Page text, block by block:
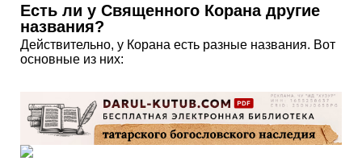
Есть ли у Священного Корана другие
названия?
Действительно, у Корана есть разные названия. Вот
основные из них: